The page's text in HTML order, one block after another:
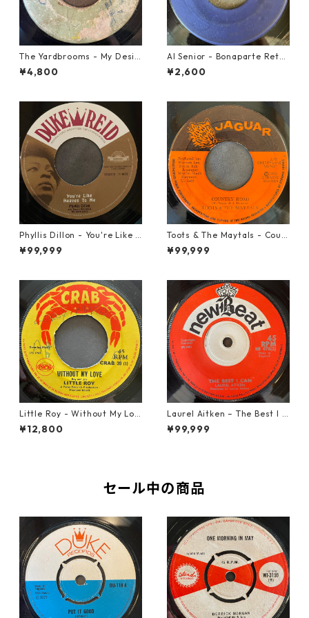
The Yardbrooms - My Desir
e【7-21922】
¥4,800
Al Senior - Bonaparte Retre
at【7-21861】
¥2,600
Phyllis Dillon - You're Like H
eaven To Me【7-21913】
¥99,999
Toots & The Maytals - Coun
try Road【7-21951】
¥99,999
Little Roy - Without My Lov
e【7-21990】
¥12,800
Laurel Aitken ‎– The Best I C
an【7-22012】
¥99,999
セール中の商品